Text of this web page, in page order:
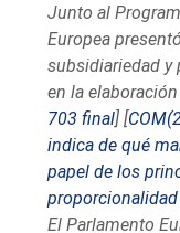
Junto al
Europea
subsidiariedad y
en la
703 final] [
indica de qué
papel de los
proporcionalidad
El Parlamento